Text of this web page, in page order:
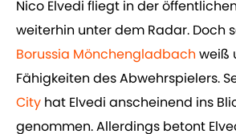
Nico Elvedi fliegt in der
weiterhin unter dem Radar. Doch
Borussia Mönchengladbach weiß
Fähigkeiten des Abwehrspielers.
City hat Elvedi anscheinend ins
genommen. Allerdings betont